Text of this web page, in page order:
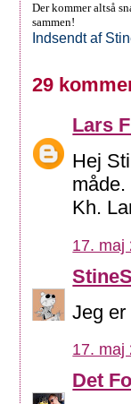
Der kommer altså
sammen!
Indsendt af
29
Lars
Hej
Kh.
17. maj
Jeg er
17. maj
Det